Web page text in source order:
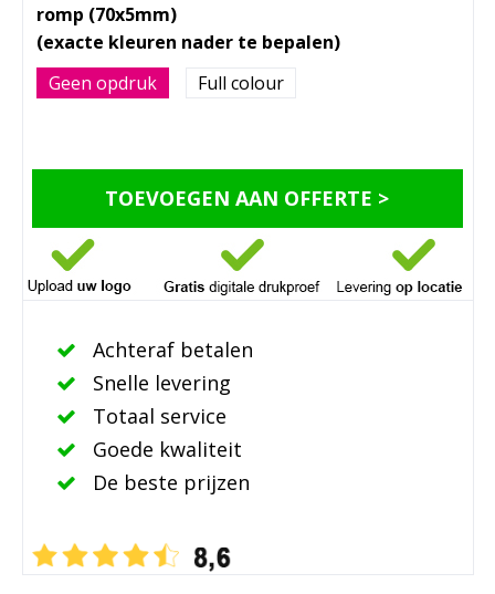
romp (70x5mm)
Geen opdruk Full colour
TOEVOEGEN AAN OFFERTE >
Achteraf betalen
Snelle levering
Totaal service
Goede kwaliteit
De beste prijzen